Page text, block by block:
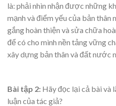
là: phải nhìn nhận được những
mạnh và điểm yếu của bản thân
gắng hoàn thiện và sửa chữa
để có cho mình nền tảng vững
xây dựng bản thân và đất nước
Bài tập 2: Hãy đọc lại cả bài và
luận của tác giả?